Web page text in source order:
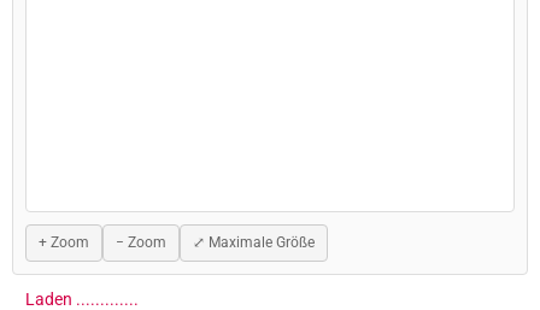
+ Zoom − Zoom ⤢ Maximale Größe
Laden ..............